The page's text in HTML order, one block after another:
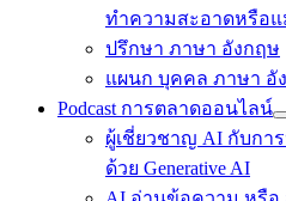
ทำความสะอาดหรือ
ปรึกษา ภาษา อังกฤษ
แผนก บุคคล ภาษา อั
Podcast การตลาดออนไลน์
ผู้เชี่ยวชาญ AI กับกา
ด้วย Generative AI